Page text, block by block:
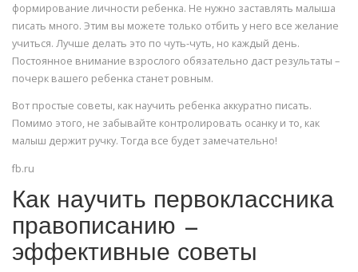
формирование личности ребенка. Не нужно заставлять малыша
писать много. Этим вы можете только отбить у него все желание
учиться. Лучше делать это по чуть-чуть, но каждый день.
Постоянное внимание взрослого обязательно даст результаты –
почерк вашего ребенка станет ровным.
Вот простые советы, как научить ребенка аккуратно писать.
Помимо этого, не забывайте контролировать осанку и то, как
малыш держит ручку. Тогда все будет замечательно!
fb.ru
Как научить первоклассника
правописанию —
эффективные советы